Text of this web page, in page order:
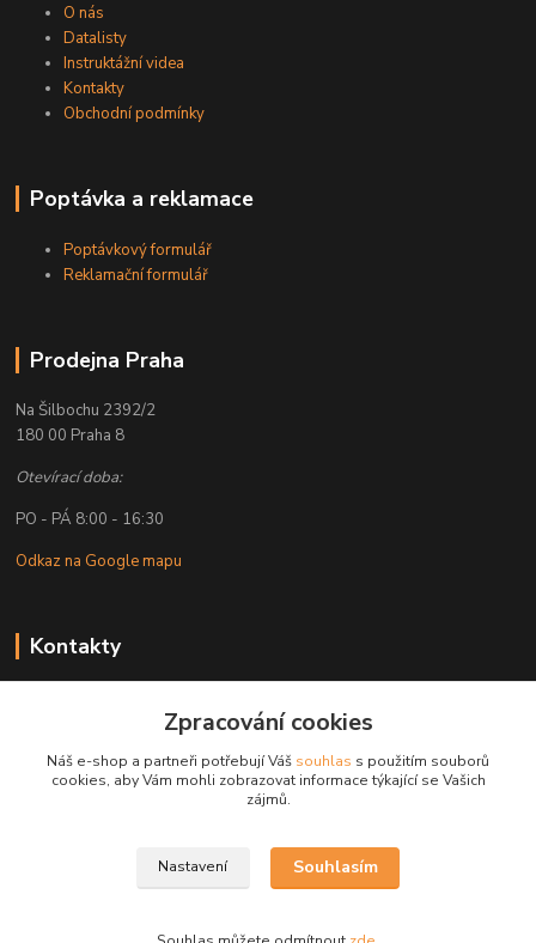
O nás
Datalisty
Instruktážní videa
Kontakty
Obchodní podmínky
Poptávka a reklamace
Poptávkový formulář
Reklamační formulář
Prodejna Praha
Na Šilbochu 2392/2
180 00 Praha 8
Otevírací doba:
PO - PÁ 8:00 - 16:30
Odkaz na Google mapu
Kontakty
+ 420 608 777 028
obchod@golemreklama.cz
Zpracování cookies
Náš e-shop a partneři potřebují Váš souhlas s použitím souborů
cookies, aby Vám mohli zobrazovat informace týkající se Vašich
zájmů.
Nastavení Souhlasím